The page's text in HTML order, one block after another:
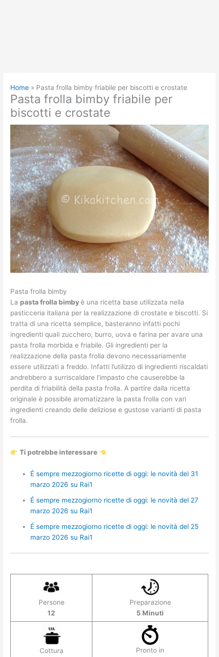
Home Pasta frolla bimby friabile per biscotti e crostate
Pasta frolla bimby friabile per
biscotti e crostate
Pasta frolla bimby
La pasta frolla bimbyè una ricetta base utilizzata nella
pasticceria italiana per la realizzazione di crostate e biscotti. Si
tratta di una ricetta semplice, basteranno infatti pochi
ingredienti quali zucchero, burro, uova e farina per avare una
pasta frolla morbida e friabile. Gli ingredienti per la
realizzazione della pasta frolla devono necessariamente
essere utilizzati a freddo. Infatti l’utilizzo di ingredienti riscaldati
andrebbero a surriscaldare l’impasto che causerebbe la
perdita di friabilità della pasta frolla. A partire dalla ricetta
originale è possibile aromatizzare la pasta frolla con vari
ingredienti creando delle deliziose e gustose varianti di pasta
frolla.
Ti potrebbe interessare
É sempre mezzogiorno ricette di oggi: le novità del 31
marzo 2026 su Rai1
É sempre mezzogiorno ricette di oggi: le novità del 27
marzo 2026 su Rai1
É sempre mezzogiorno ricette di oggi: le novità del 25
marzo 2026 su Rai1
Persone
12
Preparazione
5 Minuti
Cottura Pronto in